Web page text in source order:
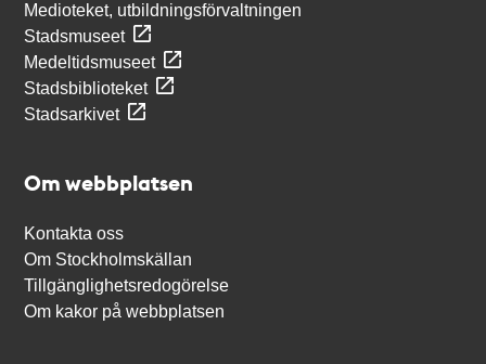
Medioteket, utbildningsförvaltningen
Stadsmuseet
Medeltidsmuseet
Stadsbiblioteket
Stadsarkivet
Om webbplatsen
Kontakta oss
Om Stockholmskällan
Tillgänglighetsredogörelse
Om kakor på webbplatsen